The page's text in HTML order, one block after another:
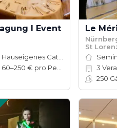
I Event
St
3
250